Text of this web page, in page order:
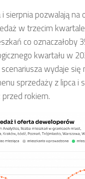
sierpnia pozwalają na
w trzecim
co oznaczałoby
kwartału w
wydaje
sprzedaży z lipca i
rokiem.